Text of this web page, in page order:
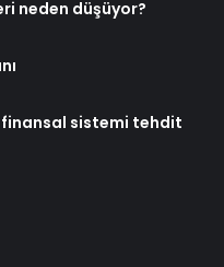
neden düşüyor?
finansal sistemi tehdit